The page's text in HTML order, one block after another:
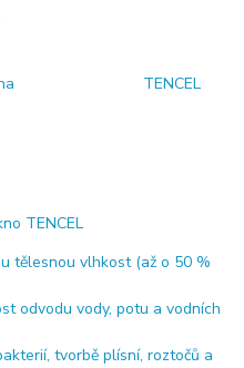
TENCEL
TENCEL
tělesnou vlhkost (až o 50 %
odvodu vody, potu a vodních
tvorbě plísní, roztočů a